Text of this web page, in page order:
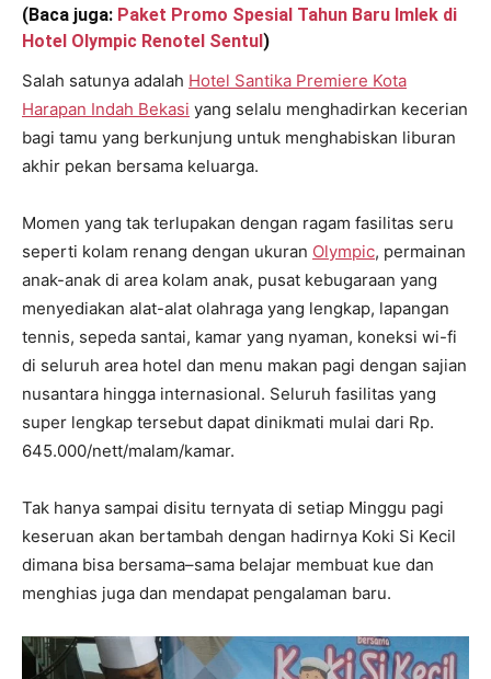
(Baca juga: Paket Promo Spesial Tahun Baru Imlek di
Hotel Olympic Renotel Sentul)
Salah satunya adalah Hotel Santika Premiere Kota
Harapan Indah Bekasi yang selalu menghadirkan kecerian
bagi tamu yang berkunjung untuk menghabiskan liburan
akhir pekan bersama keluarga.
Momen yang tak terlupakan dengan ragam fasilitas seru
seperti kolam renang dengan ukuran Olympic, permainan
anak-anak di area kolam anak, pusat kebugaraan yang
menyediakan alat-alat olahraga yang lengkap, lapangan
tennis, sepeda santai, kamar yang nyaman, koneksi wi-fi
di seluruh area hotel dan menu makan pagi dengan sajian
nusantara hingga internasional. Seluruh fasilitas yang
super lengkap tersebut dapat dinikmati mulai dari Rp.
645.000/nett/malam/kamar.
Tak hanya sampai disitu ternyata di setiap Minggu pagi
keseruan akan bertambah dengan hadirnya Koki Si Kecil
dimana bisa bersama–sama belajar membuat kue dan
menghias juga dan mendapat pengalaman baru.